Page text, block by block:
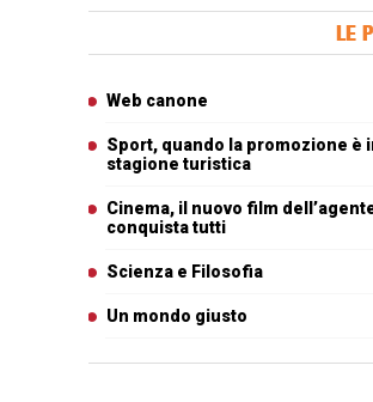
LE
Web canone
Sport, quando la promozione è
stagione turistica
Cinema, il nuovo film
conquista tutti
Scienza e Filosofia
Un mondo giusto